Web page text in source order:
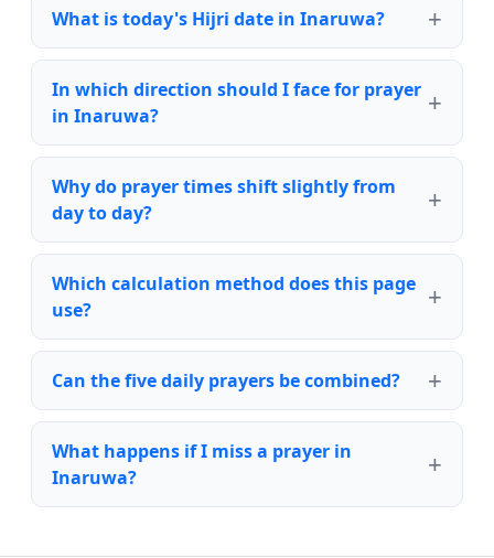
What is today's Hijri date in Inaruwa?
In which direction should I face for prayer
in Inaruwa?
Why do prayer times shift slightly from
day to day?
Which calculation method does this page
use?
Can the five daily prayers be combined?
What happens if I miss a prayer in
Inaruwa?